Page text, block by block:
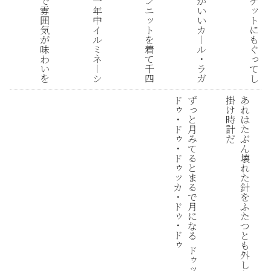
ッ
ト
に
も
ぐ
っ
て
し
い
い
カ
丨
ル
・
ラ
ガ
ニ
ッ
ト
を
着
て
千
四
年
中
イ
ル
ミ
ネ
丨
シ
雰
囲
気
が
味
わ
い
を
あ
れ
は
た
ぶ
ん
壊
れ
た
針
を
ふ
た
つ
と
も
外
し
掛
け
時
計
だ
ず
っ
と
月
み
て
る
と
ま
る
で
月
に
な
る
ド
ゥ
ド
ゥ
・
ド
ゥ
・
ド
ゥ
ッ
カ
・
ド
ゥ
・
ド
ゥ